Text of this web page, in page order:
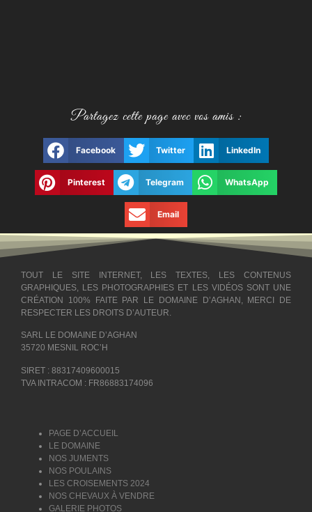
Partagez cette page avec vos amis :
Facebook Twitter LinkedIn
Pinterest Telegram WhatsApp
Email
TOUT LE SITE INTERNET, LES TEXTES, LES CONTENUS
GRAPHIQUES, LES PHOTOGRAPHIES ET LES VIDÉOS SONT UNE
CRÉATION 100% FAITE PAR LE DOMAINE D’AGHAN, MERCI DE
RESPECTER LES DROITS D’AUTEUR.
SARL LE DOMAINE D’AGHAN
35720 MESNIL ROC’H
SIRET : 88317409600015
TVA INTRACOM : FR86883174096
PAGE D’ACCUEIL
LE DOMAINE
NOS JUMENTS
NOS POULAINS
LES CROISEMENTS 2024
NOS CHEVAUX À VENDRE
GALERIE PHOTOS